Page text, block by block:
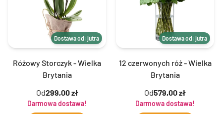
Dostawa od: jutra
Różowy Storczyk - Wielka
Brytania
Od299,00 zł
Darmowa dostawa!
Dostawa od: jutra
12 czerwonych róż - Wielka
Brytania
Od579,00 zł
Darmowa dostawa!